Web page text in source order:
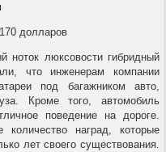
долларов
ноток люксовости гибридный
что инженерам компании
под багажником авто,
Кроме того, автомобиль
поведение на дороге.
наград, которые
лет своего существования.